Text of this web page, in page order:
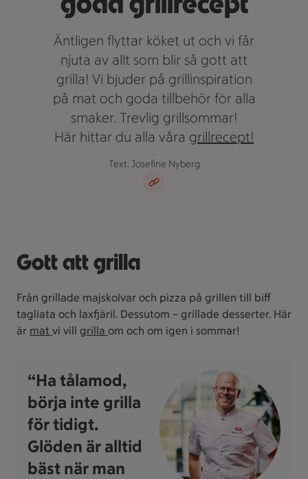
Äntligen flyttar köket ut och vi får
njuta av allt som blir så gott att
grilla! Vi bjuder på grillinspiration
på mat och goda tillbehör för alla
smaker. Trevlig grillsommar!
Här hittar du alla våra grillrecept!
Text: Josefine Nyberg
Gott att grilla
Från grillade majskolvar och pizza på grillen till biff
tagliata och laxfjäril. Dessutom – grillade desserter. Här
är mat vi vill grilla om och om igen i sommar!
“Ha tålamod,
börja inte grilla
för tidigt.
Glöden är alltid
bäst när man